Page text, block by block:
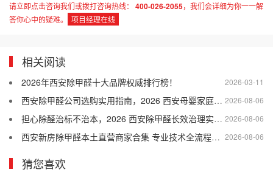
请立即点击咨询我们或拨打咨询热线：
400-026-2055，我们会详细为你一一解
答你心中的疑难。
项目经理在线
相关阅读
2026-03-11
2026年西安除甲醛十大品牌权威排行榜！
2026-08-06
西安除甲醛公司选购实用指南，2026 西安母婴家庭适配的除甲醛公司盘点
2026-08-06
担心除醛治标不治本，2026 西安除甲醛长效治理实用干货
2026-08-06
西安新房除甲醛本土直营商家合集 专业技术全流程售后口碑优选
猜您喜欢